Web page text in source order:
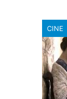
CINE